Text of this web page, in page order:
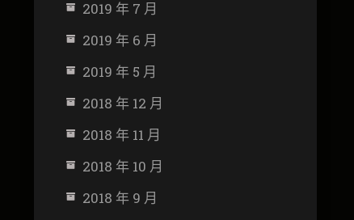
2019 年 7 月
2019 年 6 月
2019 年 5 月
2018 年 12 月
2018 年 11 月
2018 年 10 月
2018 年 9 月